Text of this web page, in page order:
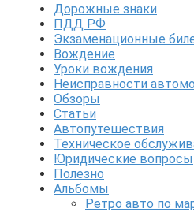
Дорожные знаки
ПДД РФ
Экзаменационные
Вождение
Уроки вождения
Неисправности
Обзоры
Статьи
Автопутешествия
Техническое
Юридические вопросы
Полезно
Альбомы
Ретро авто по